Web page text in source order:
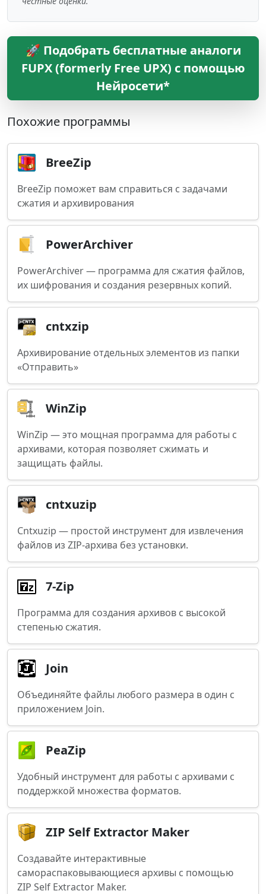
🚀 Подобрать бесплатные аналоги
FUPX (formerly Free UPX) с помощью
Нейросети*
Похожие программы
BreeZip
BreeZip поможет вам справиться с задачами
сжатия и архивирования
PowerArchiver
PowerArchiver — программа для сжатия файлов,
их шифрования и создания резервных копий.
cntxzip
Архивирование отдельных элементов из папки
«Отправить»
WinZip
WinZip — это мощная программа для работы с
архивами, которая позволяет сжимать и
защищать файлы.
cntxuzip
Cntxuzip — простой инструмент для извлечения
файлов из ZIP-архива без установки.
7-Zip
Программа для создания архивов с высокой
степенью сжатия.
Join
Объединяйте файлы любого размера в один с
приложением Join.
PeaZip
Удобный инструмент для работы с архивами с
поддержкой множества форматов.
ZIP Self Extractor Maker
Создавайте интерактивные
самораспаковывающиеся архивы с помощью
ZIP Self Extractor Maker.